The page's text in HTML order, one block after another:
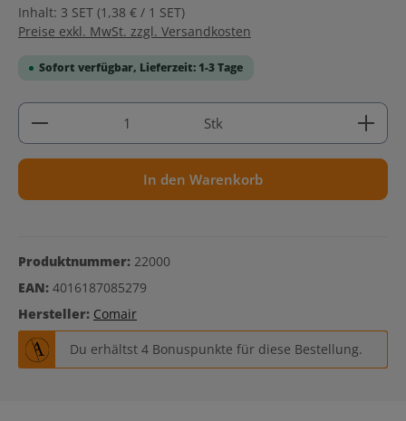
Inhalt: 3 SET (1,38 € / 1 SET)
Preise exkl. MwSt. zzgl. Versandkosten
Sofort verfügbar, Lieferzeit: 1-3 Tage
Produkt Anzahl: Gib den gewünschten Wert ein
Stk
In den Warenkorb
Produktnummer: 22000
EAN: 4016187085279
Hersteller: Comair
Du erhältst 4 Bonuspunkte für diese Bestellung.